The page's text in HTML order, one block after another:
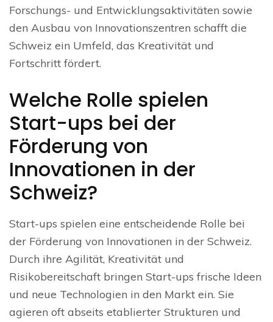
Forschungs- und Entwicklungsaktivitäten sowie
den Ausbau von Innovationszentren schafft die
Schweiz ein Umfeld, das Kreativität und
Fortschritt fördert.
Welche Rolle spielen
Start-ups bei der
Förderung von
Innovationen in der
Schweiz?
Start-ups spielen eine entscheidende Rolle bei
der Förderung von Innovationen in der Schweiz.
Durch ihre Agilität, Kreativität und
Risikobereitschaft bringen Start-ups frische Ideen
und neue Technologien in den Markt ein. Sie
agieren oft abseits etablierter Strukturen und